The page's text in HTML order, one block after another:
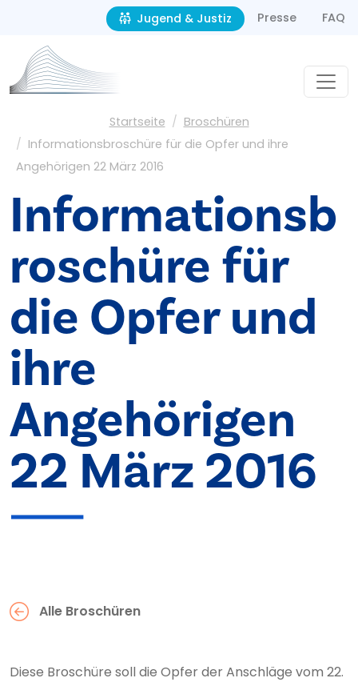
Second navigation
Jugend & Justiz Presse FAQ
Pfadnavigation
Startseite
Broschüren
Informationsbroschüre für die Opfer und ihre
Angehörigen 22 März 2016
Informationsb
roschüre für
die Opfer und
ihre
Angehörigen
22 März 2016
Alle Broschüren
Diese Broschüre soll die Opfer der Anschläge vom 22.